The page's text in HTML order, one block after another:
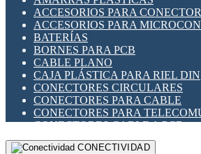
INDICADORES PARA PANEL
INTERFACES DE RELÉ
INTERRUPTORES FIN DE
LLAVES CONMUTADORAS
MEDIDORES DE ENERGÍA Y
MOTORES PASO A PASO
PANTALLAS HMI
PLC -CONTROLADORES
PROGRAMADORES DE
RELÉS DE PROTECCIÓN
ACCESORIOS PARA
ACCESORIOS PARA
BATERÍAS
BORNES PARA PCB
CABLE PLANO
CAJA PLÁSTICA PARA RIEL DIN
CONECTORES CIRCULARES
CONECTORES PARA CABLE
CONECTORES PARA
CONECTORES CABLE A PCB
CONECTORES PCB A CABLE
DIP SWITCHESCONECTIVIDAD